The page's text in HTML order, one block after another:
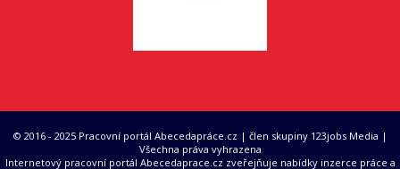
© 2016 - 2025 Pracovní portál Abecedapráce.cz | člen skupiny 123jobs Media |
Všechna práva vyhrazena
Internetový pracovní portál Abecedaprace.cz zveřejňuje nabídky inzerce práce a